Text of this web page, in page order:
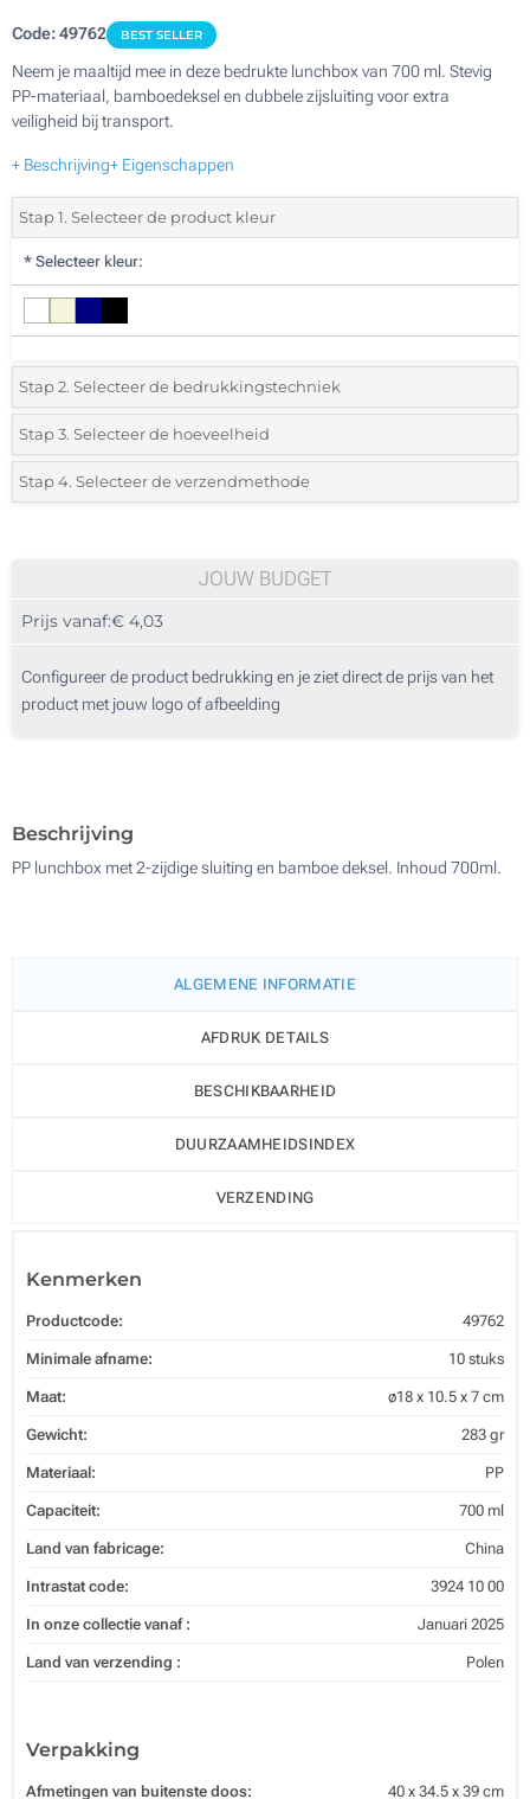
Code:49762 BEST SELLER
Neem je maaltijd mee in deze bedrukte lunchbox van 700 ml. Stevig
PP-materiaal, bamboedeksel en dubbele zijsluiting voor extra
veiligheid bij transport.
+ Beschrijving+ Eigenschappen
Stap 1. Selecteer de product kleur
* Selecteer kleur:
Stap 2. Selecteer de bedrukkingstechniek
*Selecteer de bedrukking en kleuren van het logo:
1 Kleur (Voorzijde van de kaft)
3 Kleuren (Voorzijde van de kaft)
Lasergravering (Voorzijde van de kaft)
Stap 3. Selecteer de hoeveelheid
*Selecteer uit de lijst of voeg het gewenste aantal in
20
100
Stap 4. Selecteer de verzendmethode
JOUW BUDGET
Prijs vanaf:€ 4,03
Configureer de product bedrukking en je ziet direct de prijs van het
product met jouw logo of afbeelding
Beschrijving
PP lunchbox met 2-zijdige sluiting en bamboe deksel. Inhoud 700ml.
ALGEMENE INFORMATIE
AFDRUK DETAILS
BESCHIKBAARHEID
DUURZAAMHEIDSINDEX
VERZENDING
Kenmerken
Productcode: 49762
Minimale afname: 10 stuks
Maat: ø18 x 10.5 x 7 cm
Gewicht: 283 gr
Materiaal: PP
Capaciteit: 700 ml
Land van fabricage: China
Intrastat code: 3924 10 00
In onze collectie vanaf : Januari 2025
Land van verzending : Polen
Verpakking
Afmetingen van buitenste doos: 40 x 34.5 x 39 cm